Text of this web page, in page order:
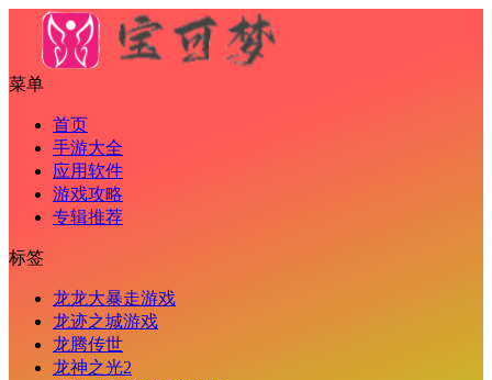
菜单
首页
手游大全
应用软件
游戏攻略
专辑推荐
标签
龙龙大暴走游戏
龙迹之城游戏
龙腾传世
龙神之光2